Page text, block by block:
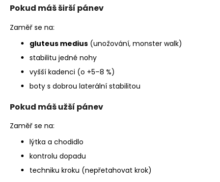
Pokud mášširší pánev
Zaměř se na:
gluteus medius (unožování, monster walk)
stabilitu jedné nohy
vyšší kadenci (o +5–8 %)
boty s dobrou laterální stabilitou
Pokud mášužší pánev
Zaměř se na:
lýtka a chodidlo
kontrolu dopadu
techniku kroku (nepřetahovat krok)